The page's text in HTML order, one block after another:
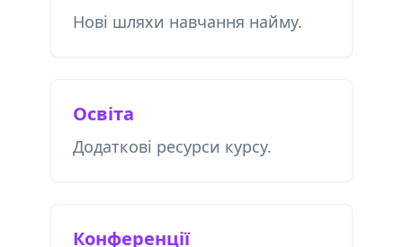
Нові шляхи навчання найму.
Освіта
Додаткові ресурси курсу.
Конференції